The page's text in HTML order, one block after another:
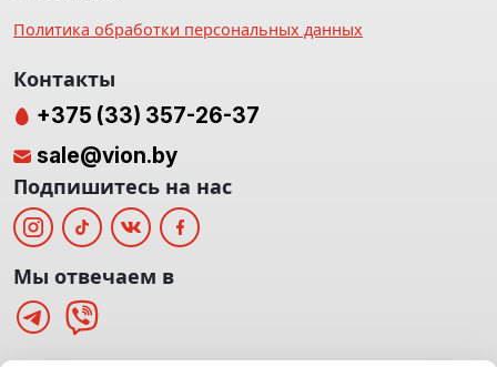
Политика обработки персональных данных
Контакты
+375 (33) 357-26-37
sale@vion.by
Подпишитесь на нас
Мы отвечаем в